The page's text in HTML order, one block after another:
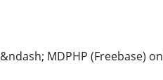
&ndash; MDPHP (Freebase)